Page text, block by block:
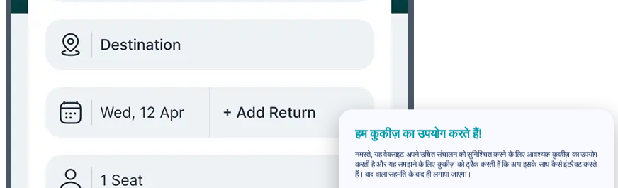
हम कुकीज़ का उपयोग करते हैं!
नमस्ते, यह वेबसाइट अपने उचित संचालन को सुनिश्चित करने के लिए आवश्यक कुकीज़ का उपयोग
करती है और यह समझने के लिए कुकीज़ को ट्रैक करती है कि आप इसके साथ कैसे इंटरैक्ट करते
हैं। बाद वाला सहमति के बाद ही लगाया जाएगा।